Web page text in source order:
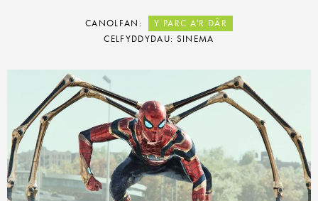
CANOLFAN:
Y PARC A'R DÂR
CELFYDDYDAU: SINEMA